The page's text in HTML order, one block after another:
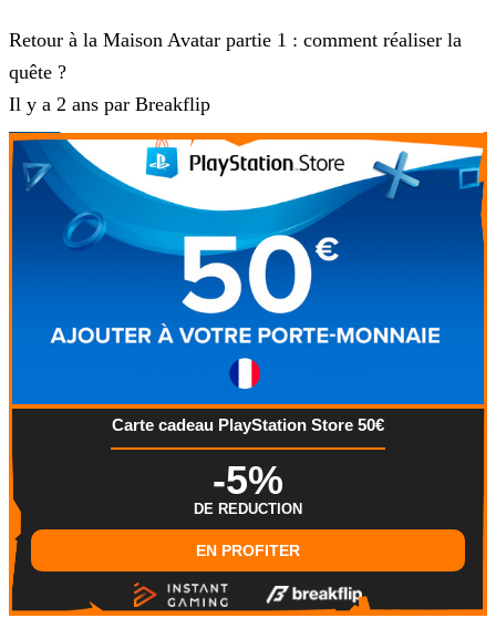
Retour à la Maison Avatar partie 1 : comment réaliser la
quête ?
Il y a 2 ans par Breakflip
Carte cadeau PlayStation Store 50€
-5%
DE REDUCTION
EN PROFITER